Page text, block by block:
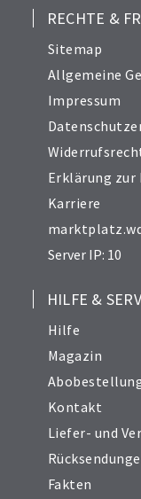
RECHTE &
Sitemap
Allgemeine
Impressum
Erklärung
Karriere
Server IP: 10
HILFE &
Hilfe
Magazin
Kontakt
Liefer- und
Fakten